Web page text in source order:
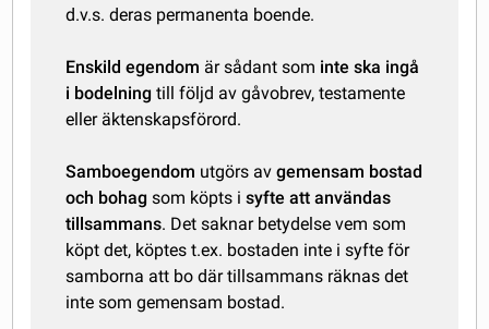
d.v.s. deras permanenta boende.
Enskild egendom är sådant som inte ska ingå
i bodelning till följd av gåvobrev, testamente
eller äktenskapsförord.
Samboegendom utgörs avgemensam bostad
och bohag som köpts isyfte att användas
tillsammans. Det saknar betydelse vem som
köpt det, köptes t.ex. bostaden inte i syfte för
samborna att bo där tillsammans räknas det
inte som gemensam bostad.